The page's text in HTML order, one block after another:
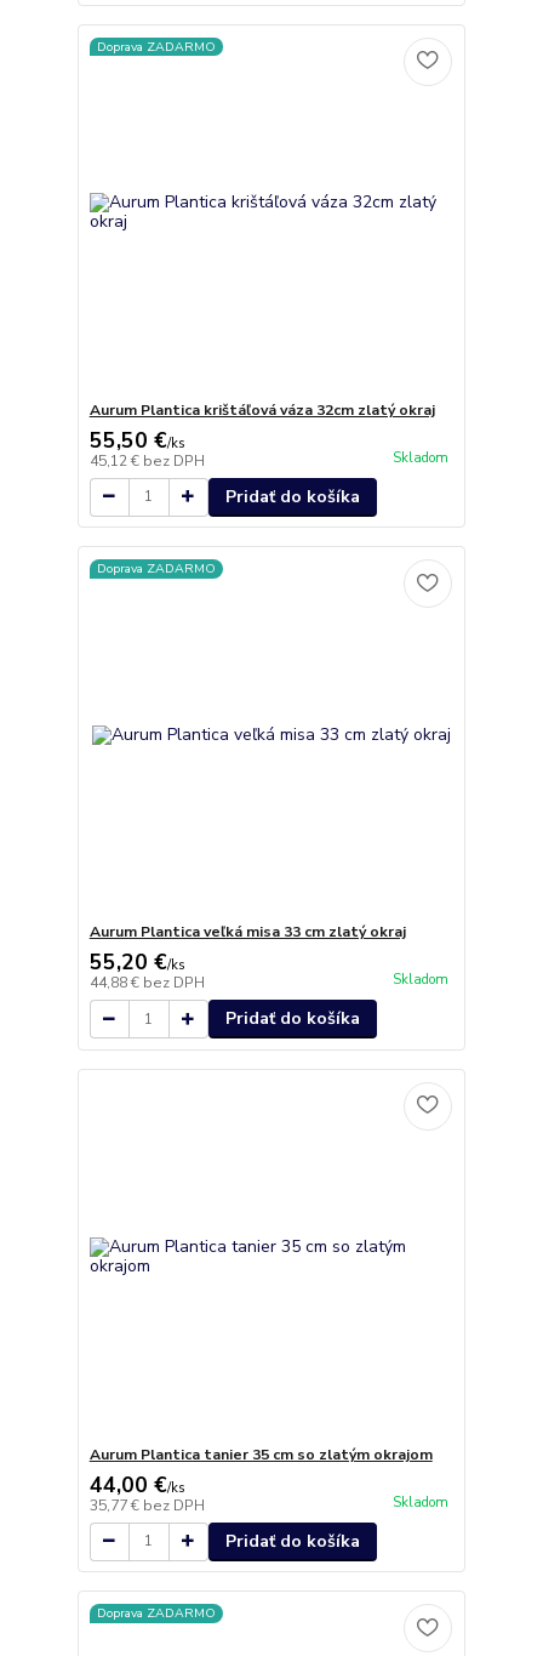
Doprava ZADARMO
Aurum Plantica krištáľová váza 32cm zlatý okraj
55,50 €/ks
45,12 € bez DPH Skladom
Pridať do košíka
Doprava ZADARMO
Aurum Plantica veľká misa 33 cm zlatý okraj
55,20 €/ks
44,88 € bez DPH Skladom
Pridať do košíka
Aurum Plantica tanier 35 cm so zlatým okrajom
44,00 €/ks
35,77 € bez DPH Skladom
Pridať do košíka
Doprava ZADARMO